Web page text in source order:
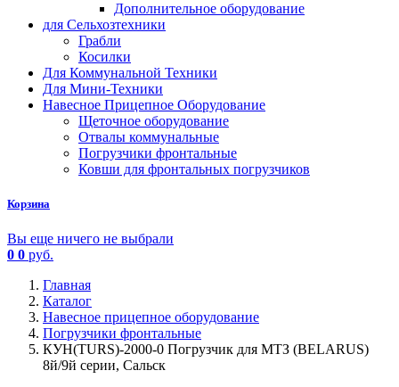
Дополнительное оборудование
для Сельхозтехники
Грабли
Косилки
Для Коммунальной Техники
Для Мини-Техники
Навесное Прицепное Оборудование
Щеточное оборудование
Отвалы коммунальные
Погрузчики фронтальные
Ковши для фронтальных погрузчиков
Корзина
Вы еще ничего не выбрали
0 0 руб.
Главная
Каталог
Навесное прицепное оборудование
Погрузчики фронтальные
КУН(TURS)-2000-0 Погрузчик для МТЗ (BELARUS)
8й/9й серии, Сальск